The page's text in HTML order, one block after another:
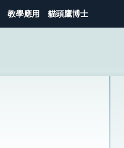
教學應用 貓頭鷹博士